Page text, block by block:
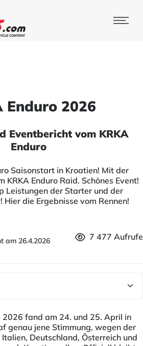
Enduro 2026
Eventbericht vom KRKA
Enduro
Saisonstart in Kroatien! Mit der
KRKA Enduro Raid. Schönes Event!
Leistungen der Starter und der
die Ergebnisse vom Rennen!
am 26.4.2026
7 477 Aufrufe
2026 fand am 24. und 25. April in
genau jene Stimmung, wegen der
Deutschland, Österreich und